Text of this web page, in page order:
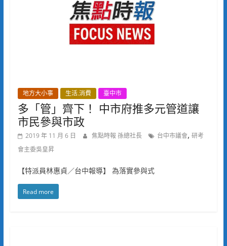
地方大小事 生活.消費 臺中市
多「管」齊下！ 中市府推多元管道讓
市民參與市政
2019 年 11 月 6 日 焦點時報 孫總社長 台中市議會, 研考
會主委吳皇昇
【特派員林惠貞／台中報導】 為落實參與式
Read more